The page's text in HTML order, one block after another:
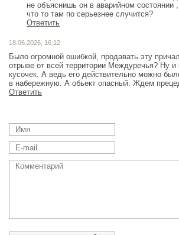
не объяснишь он в аварийном состоянии
что то там по серьезнее случится?
Ответить
18.06.2026, 16:12
Было огромной ошибкой, продавать эту
отрыве от всей территории Междуречья? Ну и
кусочек. А ведь его действительно можно
в набережную. А обьект опасный. Ждем
Ответить